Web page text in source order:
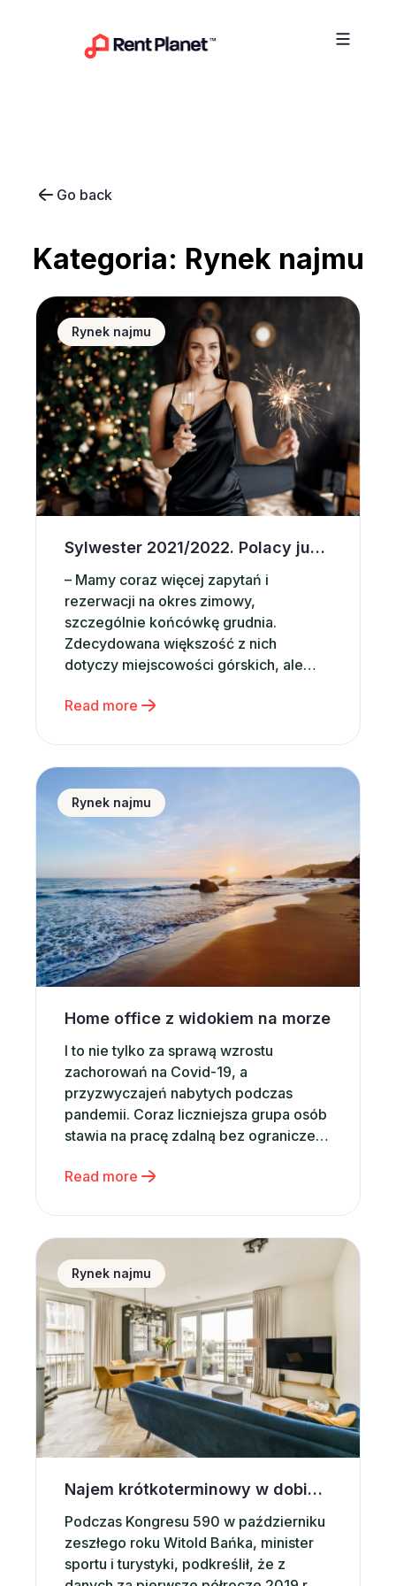
Go back
Kategoria: Rynek najmu
Sylwester 2021/2022. Polacy już rezerwują noclegi
Rynek najmu
Sylwester 2021/2022. Polacy już rezerwują noclegi
– Mamy coraz więcej zapytań i
rezerwacji na okres zimowy,
szczególnie końcówkę grudnia.
Zdecydowana większość z nich
dotyczy miejscowości górskich, ale
dużych miastach. Wydaje się, że
o ile pandemia nie pokrzyżuje nam
planów, ale chyba wszyscy mamy
wielkie oczekiwania i nadzieje
związane […]
Read more
Home office z widokiem na morze
Rynek najmu
Home office z widokiem na morze
I to nie tylko za sprawą wzrostu
zachorowań na Covid-19, a
przyzwyczajeń nabytych podczas
pandemii. Coraz liczniejsza grupa osób
stawia na pracę zdalną bez ograniczeń
wybierają, np. apartamencie z
sposób łączą obowiązki zawodowe z
przyjemnością. – Kilkanaście miesięcy
temu popularny dziś model pozostawał
[…]
Read more
Najem krótkoterminowy w dobie kryzysu.
Rynek najmu
Najem krótkoterminowy w dobie kryzysu. Condohotele, aparthotele, apartamenty z gwarantowaną stopą zwrotu
Podczas Kongresu 590 w październiku
zeszłego roku Witold Bańka, minister
sportu i turystyki, podkreślił, że z